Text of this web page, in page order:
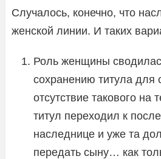
Случалось, конечно, что
женской линии. И таких
Роль женщины
сохранению титула для
отсутствие такового на
титул переходил к
наследнице и уже та
передать сыну… как